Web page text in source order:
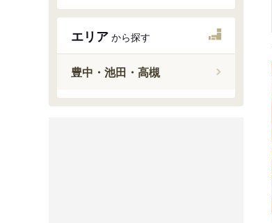
エリア から探す
豊中・池田・高槻